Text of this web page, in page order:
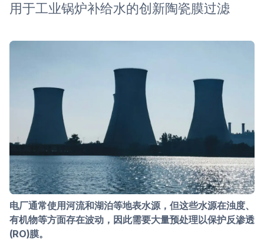
用于工业锅炉补给水的创新陶瓷膜过滤
电厂通常使用河流和湖泊等地表水源，但这些水源在浊度、
有机物等方面存在波动，因此需要大量预处理以保护反渗透
(RO)膜。